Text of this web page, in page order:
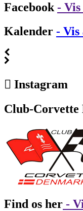
Facebook - Vis
Kalender - Vis
Instagram
Club-Corvette
Find os her -